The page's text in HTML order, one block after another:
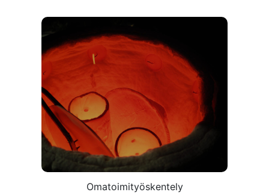
Omatoimityöskentelyt
2.6.-31.8.2025
Tästä
Omatoimityöskentely